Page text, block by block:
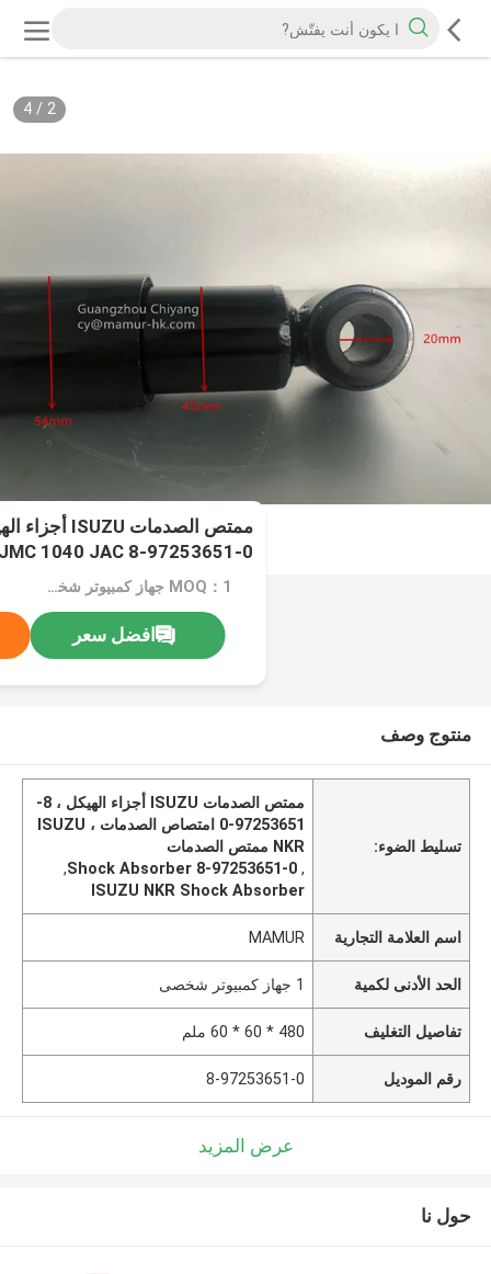
2
/
4
1040 JAC 8-97253651-0
MOQ：1 جهاز كمبيوتر شخصى
افضل سعر
منتوج وصف
تسليط الضوء:
ممتص الصدمات ISUZU أجزاء الهيكل ، 8-
97253651-0 امتصاص الصدمات ، ISUZU
NKR ممتص الصدمات
,
8-97253651-0 Shock Absorber
,
ISUZU NKR Shock Absorber
اسم العلامة التجارية MAMUR
الحد الأدنى لكمية 1 جهاز كمبيوتر شخصى
تفاصيل التغليف 480 * 60 * 60 ملم
رقم الموديل 8-97253651-0
عرض المزيد
حول نا